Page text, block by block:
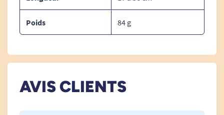
Poids 84 g
AVIS CLIENTS